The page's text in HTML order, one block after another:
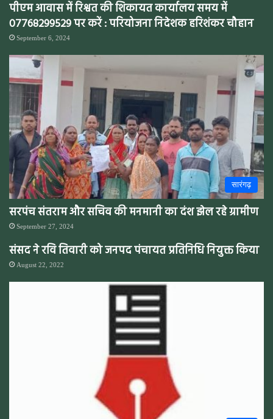
पीएम आवास में रिश्वत की शिकायत कार्यालय समय में
07768299529 पर करें : परियोजना निदेशक हरिशंकर चौहान
September 6, 2024
सारंगढ़
सरपंच संतराम और सचिव की मनमानी का दंश झेल रहे ग्रामीण
September 27, 2024
संसद ने रवि तिवारी को जनपद पंचायत प्रतिनिधि नियुक्त किया
August 22, 2022